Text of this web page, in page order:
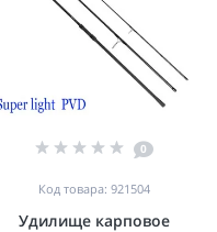
0
Код товара: 921504
Удилище карповое